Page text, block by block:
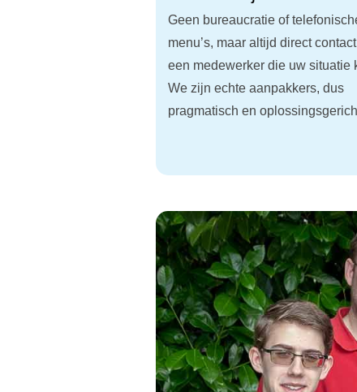
Geen bureaucratie of
menu’s, maar altijd direct
een medewerker die uw situatie
We zijn echte aanpakkers, dus
pragmatisch en